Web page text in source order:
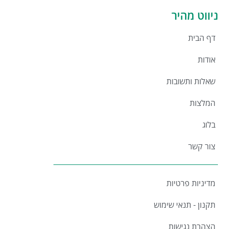
ניווט מהיר
דף הבית
אודות
שאלות ותשובות
המלצות
בלוג
צור קשר
מדיניות פרטיות
תקנון - תנאי שימוש
הצהרת נגישות